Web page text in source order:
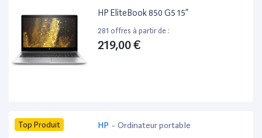
HP EliteBook 850 G5 15”
281 offres à partir de :
219,00 €
Top Produit HP - Ordinateur portable